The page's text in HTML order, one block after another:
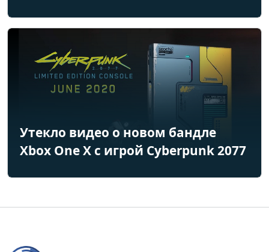
Утекло видео о новом бандле
Xbox One X с игрой Cyberpunk 2077